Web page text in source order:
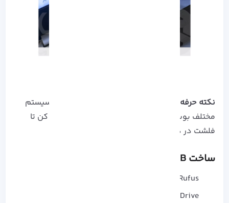
نکته حرفه‌ ای:
اگر قصد داری ویندوز رو روی چند سیستم
مختلف بوت کنی، از حالت
استفاده کن تا
فلشت در همه‌ مادربوردها کار کنه.
ساخت USB بوت با Rufus
Rufus رو اجرا کن.
USB Drive رو انتخاب کن.